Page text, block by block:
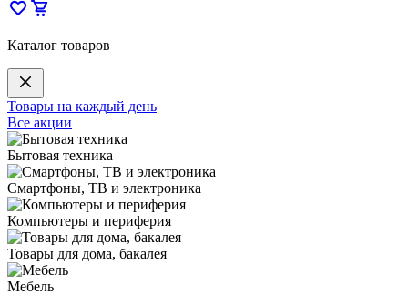
Каталог товаров
Товары на каждый день
Все акции
Бытовая техника
Смартфоны, ТВ и электроника
Компьютеры и периферия
Товары для дома, бакалея
Мебель